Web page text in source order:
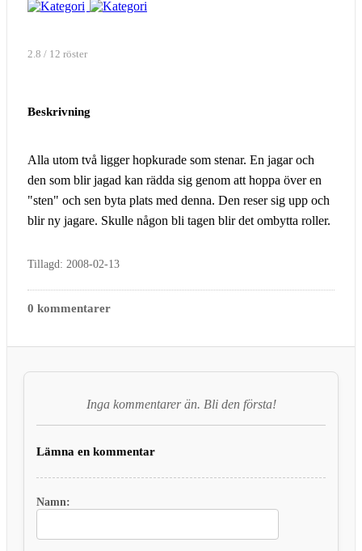
2.8 / 12 röster
Beskrivning
Alla utom två ligger hopkurade som stenar. En jagar och
den som blir jagad kan rädda sig genom att hoppa över en
"sten" och sen byta plats med denna. Den reser sig upp och
blir ny jagare. Skulle någon bli tagen blir det ombytta roller.
Tillagd: 2008-02-13
0 kommentarer
Inga kommentarer än. Bli den första!
Lämna en kommentar
Namn: